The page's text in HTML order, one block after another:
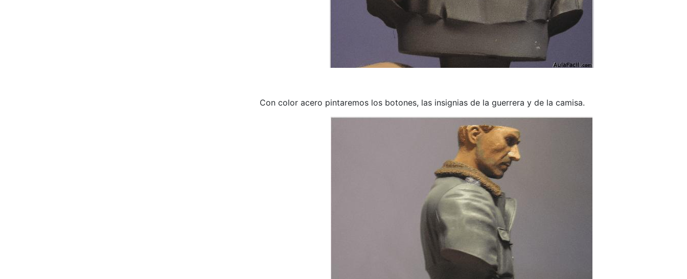
Con color acero pintaremos los botones, las insignias de la guerrera y de la camisa.